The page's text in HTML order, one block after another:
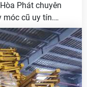
Phát chuyên
móc cũ uy tín.